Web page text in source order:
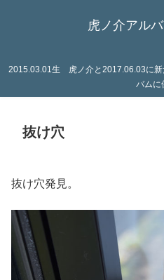
虎ノ介アル
2015.03.01生 虎ノ介と2017.06.03に新
バムに
抜け穴
抜け穴発見。